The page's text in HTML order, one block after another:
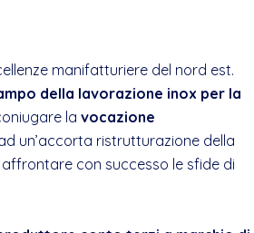
manifatturiere del nord est.
della lavorazione inox per la
lavocazione
un’accorta ristrutturazione della
con successo le sfide di